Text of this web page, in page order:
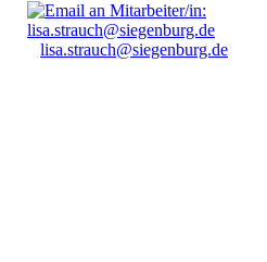
lisa.strauch@siegenburg.de